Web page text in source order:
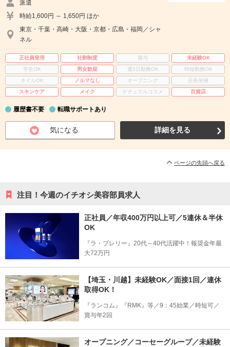
派遣
時給1,600円 ～ 1,650円 ほか
東京・千葉・高崎・大阪・京都・広島・福岡／シャ
ネル
正社員登用 社割制度 賞与
未経験OK
学生OK
男女歓迎 週3日勤務OK
時短勤務OK
ネイルOK
ノルマなし オープニング
店長候補
スキンケア
メイク ナチュラルコスメ 百貨店
履歴書不要 転職サポートあり
気になる 詳細を見る
ページの先頭へ戻る
注目！今週のイチオシ美容部員求人
正社員／年収400万円以上可／5連休＆半休
OK
『ラ・プレリー』20代～40代活躍中！報奨金年最
大72万円
【埼玉・川越】未経験OK／面接1回／連休
取得OK！
『ランコム』『RMK』等／9：45始業／時短可／
賞与年2回
オープニング／コーセーグループ／未経験